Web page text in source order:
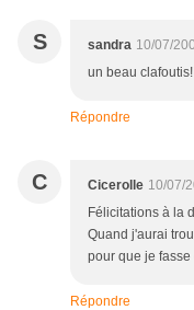
S sandra 10/07/
un beau clafoutis!
Répondre
C Cicerolle 10/07/
Félicitations à la
Quand j'aurai
pour que je fasse
Répondre